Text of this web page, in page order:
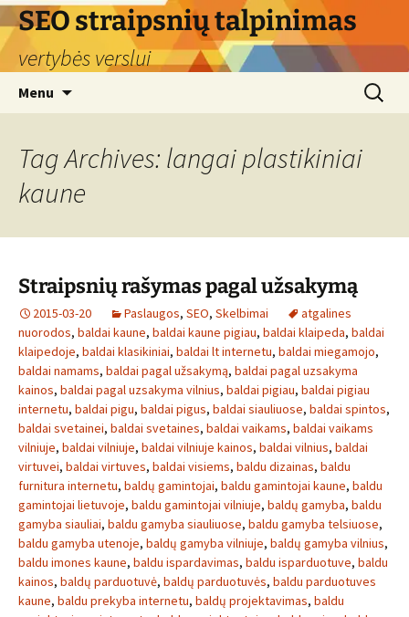
Skip
to
content
SEO straipsnių talpinimas
vertybės verslui
Menu
Search
for:
Tag Archives: langai plastikiniai
kaune
Straipsnių rašymas pagal užsakymą
2015-03-20 Paslaugos, SEO, Skelbimai
atgalines
nuorodos, baldai kaune, baldai kaune pigiau, baldai klaipeda, baldai
klaipedoje, baldai klasikiniai, baldai lt internetu, baldai miegamojo,
baldai namams, baldai pagal užsakymą, baldai pagal uzsakyma
kainos, baldai pagal uzsakyma vilnius, baldai pigiau, baldai pigiau
internetu, baldai pigu, baldai pigus, baldai siauliuose, baldai spintos,
baldai svetainei, baldai svetaines, baldai vaikams, baldai vaikams
vilniuje, baldai vilniuje, baldai vilniuje kainos, baldai vilnius, baldai
virtuvei, baldai virtuves, baldai visiems, baldu dizainas, baldu
furnitura internetu, baldų gamintojai, baldu gamintojai kaune, baldu
gamintojai lietuvoje, baldu gamintojai vilniuje, baldų gamyba, baldu
gamyba siauliai, baldu gamyba siauliuose, baldu gamyba telsiuose,
baldu gamyba utenoje, baldų gamyba vilniuje, baldų gamyba vilnius,
baldu imones kaune, baldu ispardavimas, baldu isparduotuve, baldu
kainos, baldų parduotuvė, baldų parduotuvės, baldu parduotuves
kaune, baldu prekyba internetu, baldų projektavimas, baldu